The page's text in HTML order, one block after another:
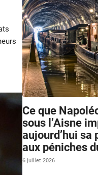
Ce que
sous l’Aisne
aujourd’hui sa
aux péniches
6 juillet 2026